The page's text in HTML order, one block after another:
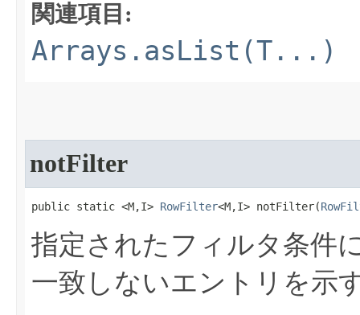
関連項目:
Arrays.asList(T...)
notFilter
public static <M,I> RowFilter<M,I> notFilter​(
指定されたフィルタ条件
一致しないエントリを示